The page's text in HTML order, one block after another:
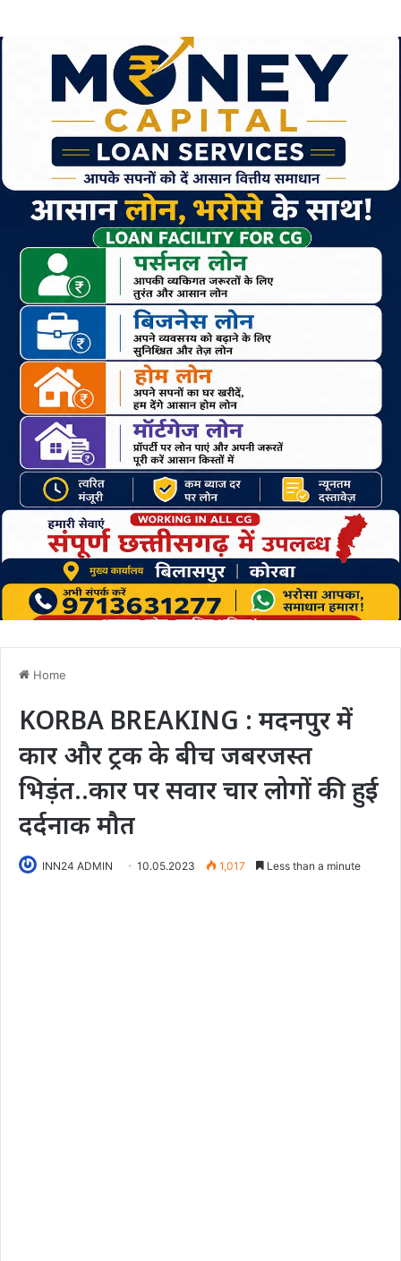
Home
KORBA BREAKING : मदनपुर में
कार और ट्रक के बीच जबरजस्त
भिड़ंत..कार पर सवार चार लोगों की हुई
दर्दनाक मौत
INN24 ADMIN 10.05.2023 1,017 Less than a minute